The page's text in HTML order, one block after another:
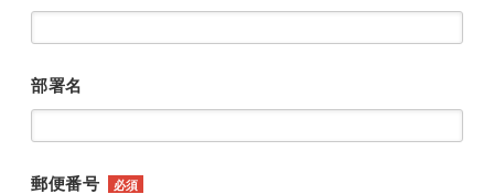
部署名
郵便番号 必須